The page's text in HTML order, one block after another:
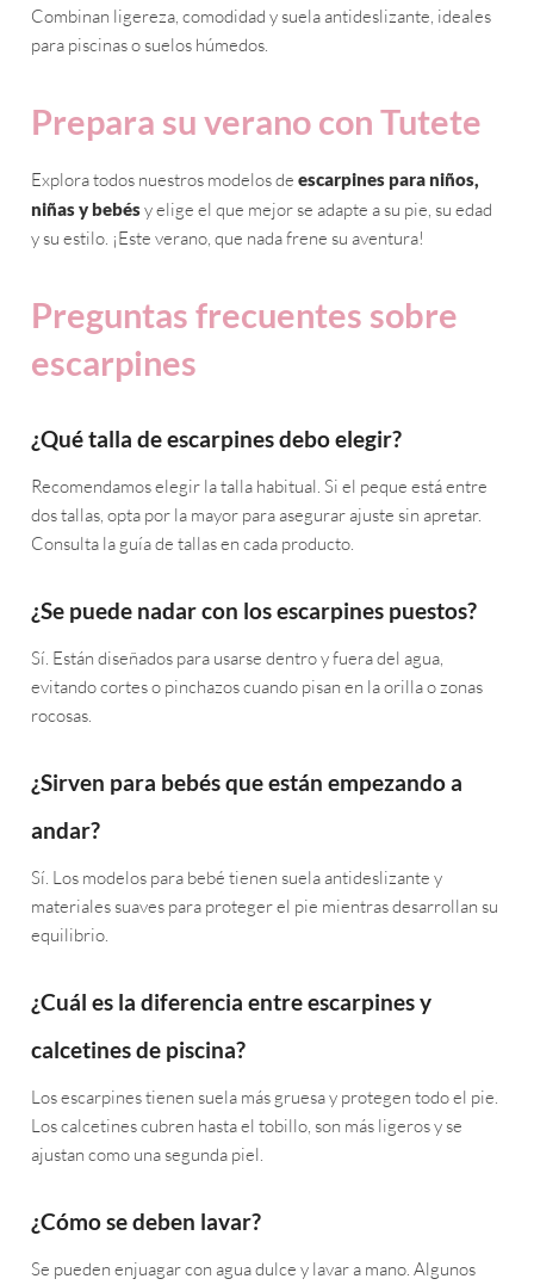
Combinan ligereza, comodidad y suela antideslizante, ideales
para piscinas o suelos húmedos.
Prepara su verano con Tutete
Explora todos nuestros modelos de escarpines para niños,
niñas y bebésy elige el que mejor se adapte a su pie, su edad
y su estilo. ¡Este verano, que nada frene su aventura!
Preguntas frecuentes sobre
escarpines
¿Qué talla de escarpines debo elegir?
Recomendamos elegir la talla habitual. Si el peque está entre
dos tallas, opta por la mayor para asegurar ajuste sin apretar.
Consulta la guía de tallas en cada producto.
¿Se puede nadar con los escarpines puestos?
Sí. Están diseñados para usarse dentro y fuera del agua,
evitando cortes o pinchazos cuando pisan en la orilla o zonas
rocosas.
¿Sirven para bebés que están empezando a
andar?
Sí. Los modelos para bebé tienen suela antideslizante y
materiales suaves para proteger el pie mientras desarrollan su
equilibrio.
¿Cuál es la diferencia entre escarpines y
calcetines de piscina?
Los escarpines tienen suela más gruesa y protegen todo el pie.
Los calcetines cubren hasta el tobillo, son más ligeros y se
ajustan como una segunda piel.
¿Cómo se deben lavar?
Se pueden enjuagar con agua dulce y lavar a mano. Algunos